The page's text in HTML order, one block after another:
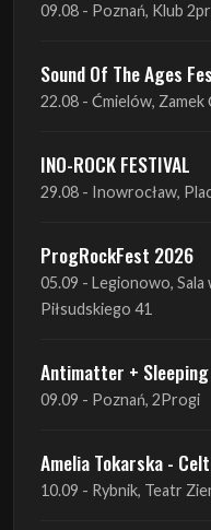
09.08 - Poznań, Klub
Sound Of The Ages
22.08 - Ćmielów, Zamek
INO-ROCK FESTIVAL
29.08 - Inowrocław,
ProgRockFest 2026
05.09 - Legionowo,
Piłsudskiego 41
Antimatter +
09.09 - Poznań, 2Progi
Amelia Tokarska -
10.09 - Rybnik, Teatr